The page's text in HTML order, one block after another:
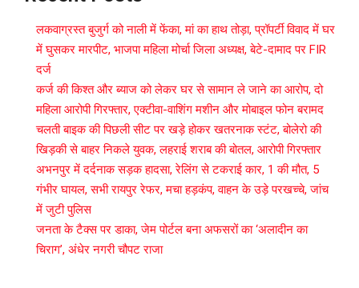
लकवाग्रस्त बुजुर्ग को नाली में फेंका, मां का हाथ तोड़ा, प्रॉपर्टी विवाद में घर
में घुसकर मारपीट, भाजपा महिला मोर्चा जिला अध्यक्ष, बेटे-दामाद पर FIR
दर्ज
कर्ज की किश्त और ब्याज को लेकर घर से सामान ले जाने का आरोप, दो
महिला आरोपी गिरफ्तार, एक्टीवा-वाशिंग मशीन और मोबाइल फोन बरामद
चलती बाइक की पिछली सीट पर खड़े होकर खतरनाक स्टंट, बोलेरो की
खिड़की से बाहर निकले युवक, लहराई शराब की बोतल, आरोपी गिरफ्तार
अभनपुर में दर्दनाक सड़क हादसा, रेलिंग से टकराई कार, 1 की मौत, 5
गंभीर घायल, सभी रायपुर रेफर, मचा हड़कंप, वाहन के उड़े परखच्चे, जांच
में जुटी पुलिस
जनता के टैक्स पर डाका, जेम पोर्टल बना अफसरों का ‘अलादीन का
चिराग’, ​अंधेर नगरी चौपट राजा